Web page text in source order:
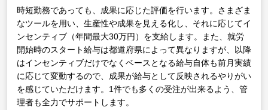
時短勤務であっても、成果に応じた評価を行います。さまざま
なツールを用い、生産性や成果を見える化し、それに応じてイ
ンセンティブ（年間最大30万円）を支給します。また、就労
開始時のスタート給与は都道府県によって異なりますが、以降
はインセンティブだけでなくベースとなる給与自体も前月実績
に応じて変動するので、成果が給与として反映されるやりがい
を感じていただけます。1件でも多くの受注が出来るよう、管
理者も全力でサポートします。